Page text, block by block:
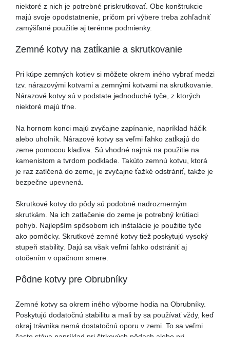
niektoré z nich je potrebné priskrutkovať. Obe konštrukcie
majú svoje opodstatnenie, pričom pri výbere treba zohľadniť
zamýšľané použitie aj terénne podmienky.
Zemné kotvy na zatĺkanie a skrutkovanie
Pri kúpe zemných kotiev si môžete okrem iného vybrať medzi
tzv. nárazovými kotvami a zemnými kotvami na skrutkovanie.
Nárazové kotvy sú v podstate jednoduché tyče, z ktorých
niektoré majú tŕne.
Na hornom konci majú zvyčajne zapínanie, napríklad háčik
alebo uholník. Nárazové kotvy sa veľmi ľahko zatĺkajú do
zeme pomocou kladiva. Sú vhodné najmä na použitie na
kamenistom a tvrdom podklade. Takúto zemnú kotvu, ktorá
je raz zatlčená do zeme, je zvyčajne ťažké odstrániť, takže je
bezpečne upevnená.
Skrutkové kotvy do pôdy sú podobné nadrozmerným
skrutkám. Na ich zatlačenie do zeme je potrebný krútiaci
pohyb. Najlepším spôsobom ich inštalácie je použitie tyče
ako pomôcky. Skrutkové zemné kotvy tiež poskytujú vysoký
stupeň stability. Dajú sa však veľmi ľahko odstrániť aj
otočením v opačnom smere.
Pôdne kotvy pre Obrubníky
Zemné kotvy sa okrem iného výborne hodia na Obrubníky.
Poskytujú dodatočnú stabilitu a mali by sa používať vždy, keď
okraj trávnika nemá dostatočnú oporu v zemi. To sa veľmi